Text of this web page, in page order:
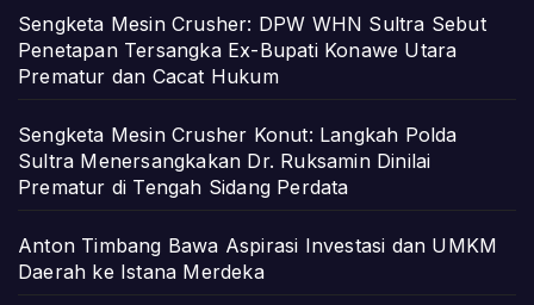
Sengketa Mesin Crusher: DPW WHN Sultra Sebut
Penetapan Tersangka Ex-Bupati Konawe Utara
Prematur dan Cacat Hukum
Sengketa Mesin Crusher Konut: Langkah Polda
Sultra Menersangkakan Dr. Ruksamin Dinilai
Prematur di Tengah Sidang Perdata
Anton Timbang Bawa Aspirasi Investasi dan UMKM
Daerah ke Istana Merdeka